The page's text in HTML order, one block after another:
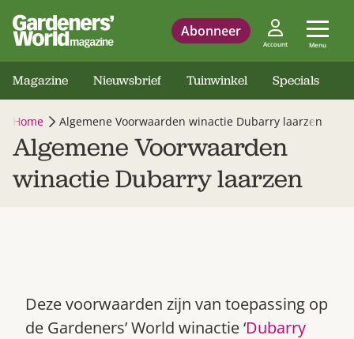
Abonneer
Account Menu
Magazine Nieuwsbrief Tuinwinkel Specials
Home Algemene Voorwaarden winactie Dubarry laarzen
Algemene Voorwaarden
winactie Dubarry laarzen
Deze voorwaarden zijn van toepassing op
de Gardeners’ World winactie ‘Dubarry